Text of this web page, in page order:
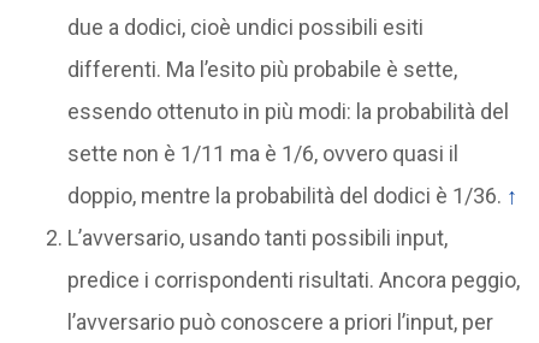
due a dodici, cioè undici possibili esiti
differenti. Ma l’esito più probabile è sette,
essendo ottenuto in più modi: la probabilità del
sette non è 1/11 ma è 1/6, ovvero quasi il
doppio, mentre la probabilità del dodici è 1/36. ↑
L’avversario, usando tanti possibili input,
predice i corrispondenti risultati. Ancora peggio,
l’avversario può conoscere a priori l’input, per